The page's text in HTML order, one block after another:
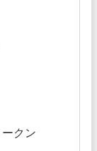
ークン